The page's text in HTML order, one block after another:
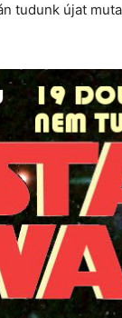
tudunk újat